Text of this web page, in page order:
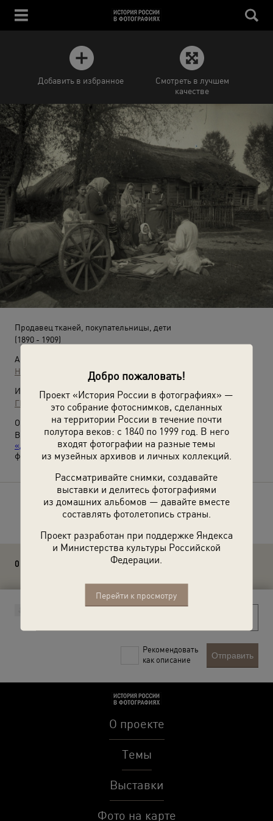
Добро пожаловать!
Проект «История России в фотографиях» —
это собрание фотоснимков, сделанных
на территории России в течение почти
полутора веков: с 1840 по 1999 год. В него
входят фотографии на разные темы
из музейных архивов и личных коллекций.
Рассматривайте снимки, создавайте
выставки и делитесь фотографиями
из домашних альбомов — давайте вместе
составлять фотолетопись страны.
Проект разработан при поддержке Яндекса
и Министерства культуры Российской
Федерации.
Перейти к просмотру
Добавить в избранное
Смотреть в лучшем
качестве
Продавец тканей, покупательницы, дети
(1890 - 1909)
Автор:
Неизвестный автор
Источники:
ГМИИ им. А. С. Пушкина
О фотографии:
Выставки«Дореволюционная Россия: торговля»и
«Дореволюционная Россия: крестьянская жизнь»с этой
фотографией.
Расскажите друзьям об этом фото
0 комментариев
Рекомендовать
как описание
Отправить
О проекте
Темы
Выставки
Фото на карте